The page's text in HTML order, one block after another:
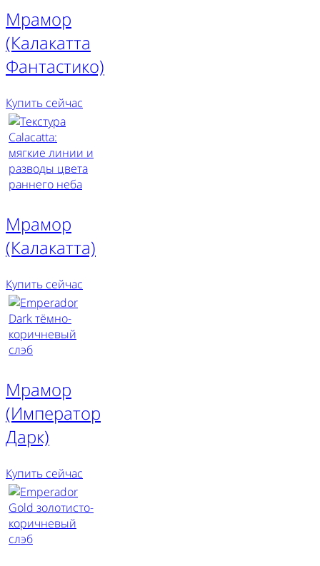
Мрамор
(Калакатта
Фантастико)
Купить сейчас
Мрамор
(Калакатта)
Купить сейчас
Мрамор
(Император
Дарк)
Купить сейчас